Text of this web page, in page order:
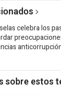
celebra los
sobre estos